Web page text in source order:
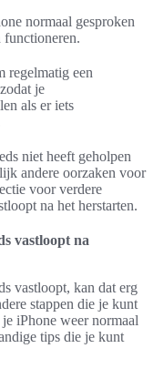
normaal gesproken
functioneren.
regelmatig een
je
als er iets
niet heeft geholpen
andere oorzaken voor
voor verdere
na het herstarten.
vastloopt na
vastloopt, kan dat erg
stappen die je kunt
iPhone weer normaal
tips die je kunt